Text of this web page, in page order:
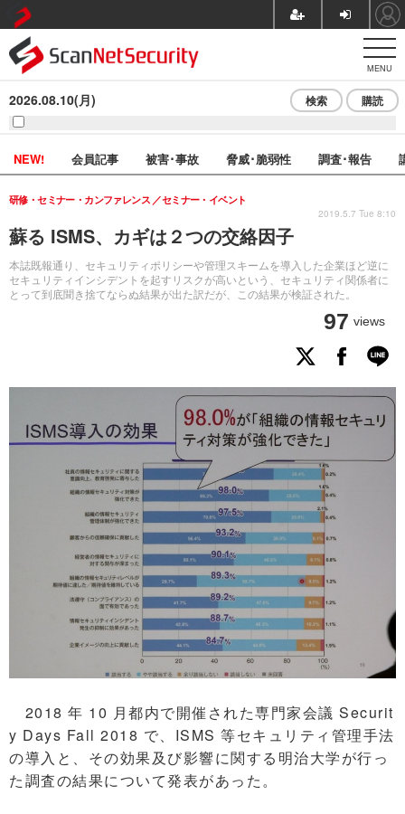
MENU
2026.08.10(月) 検索 購読
NEW! 会員記事 被害･事故 脅威･脆弱性 調査･報告
蘇る ISMS、カギは２つの交絡因子
本誌既報通り、セキュリティポリシーや管理スキームを導入した企業ほど逆に
セキュリティインシデントを起すリスクが高いという、セキュリティ関係者に
とって到底聞き捨てならぬ結果が出た訳だが、この結果が検証された。
研修・セミナー・カンファレンス セミナー・イベント
97 views
2019.5.7 Tue 8:10
2018 年 10 月都内で開催された専門家会議 Securit
y Days Fall 2018 で、ISMS 等セキュリティ管理手法
の導入と、その効果及び影響に関する明治大学が行っ
た調査の結果について発表があった。